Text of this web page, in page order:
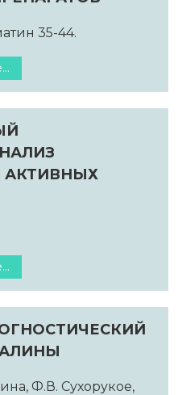
35-44.
АКТИВНЫХ
Ф.В. Сухорукое,